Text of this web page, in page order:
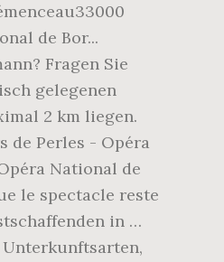
de Bor...
Fragen Sie
gelegenen
2 km liegen.
de Perles - Opéra
National de
le spectacle reste
in …